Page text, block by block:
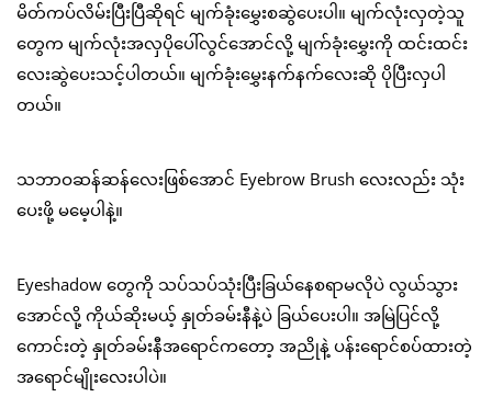
မိတ်ကပ်လိမ်းပြီးပြီဆိုရင် မျက်ခုံးမွှေးစဆွဲပေးပါ။ မျက်လုံးလှတဲ့သူ
တွေက မျက်လုံးအလှပိုပေါ်လွင်အောင်လို့ မျက်ခုံးမွှေးကို ထင်းထင်း
လေးဆွဲပေးသင့်ပါတယ်။ မျက်ခုံးမွှေးနက်နက်လေးဆို ပိုပြီးလှပါ
တယ်။
သဘာဝဆန်ဆန်လေးဖြစ်အောင် Eyebrow Brush လေးလည်း သုံး
ပေးဖို့ မမေ့ပါနဲ့။
Eyeshadow တွေကို သပ်သပ်သုံးပြီးခြယ်နေစရာမလိုပဲ လွယ်သွား
အောင်လို့ ကိုယ်ဆိုးမယ့် နှုတ်ခမ်းနီနဲ့ပဲ ခြယ်ပေးပါ။ အမြဲပြင်လို့
ကောင်းတဲ့ နှုတ်ခမ်းနီအရောင်ကတော့ အညိုနဲ့ ပန်းရောင်စပ်ထားတဲ့
အရောင်မျိုးလေးပါပဲ။